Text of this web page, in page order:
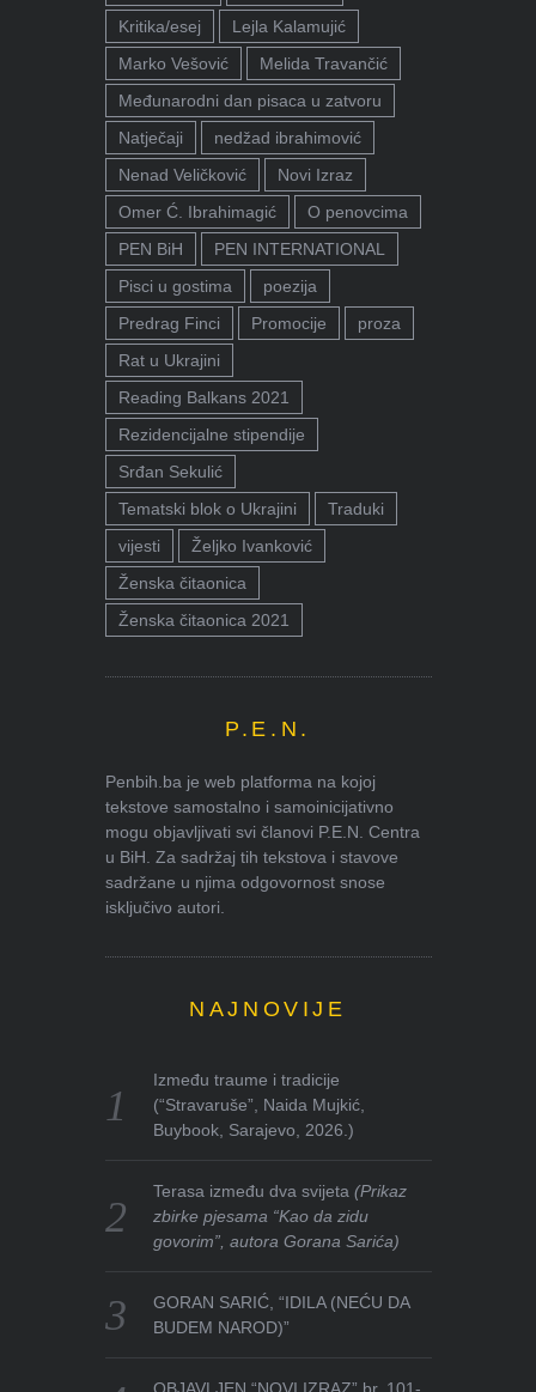
Kritika/esej
Lejla Kalamujić
Marko Vešović
Melida Travančić
Međunarodni dan pisaca u zatvoru
Natječaji
nedžad ibrahimović
Nenad Veličković
Novi Izraz
Omer Ć. Ibrahimagić
O penovcima
PEN BiH
PEN INTERNATIONAL
Pisci u gostima
poezija
Predrag Finci
Promocije
proza
Rat u Ukrajini
Reading Balkans 2021
Rezidencijalne stipendije
Srđan Sekulić
Tematski blok o Ukrajini
Traduki
vijesti
Željko Ivanković
Ženska čitaonica
Ženska čitaonica 2021
P.E.N.
Penbih.ba je web platforma na kojoj
tekstove samostalno i samoinicijativno
mogu objavljivati svi članovi P.E.N. Centra
u BiH. Za sadržaj tih tekstova i stavove
sadržane u njima odgovornost snose
isključivo autori.
NAJNOVIJE
Između traume i tradicije
(“Stravaruše”, Naida Mujkić,
Buybook, Sarajevo, 2026.)
Terasa između dva svijeta(Prikaz
zbirke pjesama “Kao da zidu
govorim”, autora Gorana Sarića)
GORAN SARIĆ, “IDILA (NEĆU DA
BUDEM NAROD)”